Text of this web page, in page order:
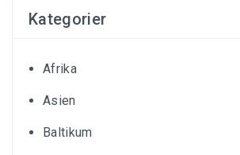
Kategorier
Afrika
Asien
Baltikum